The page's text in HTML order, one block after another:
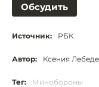
Обсудить
Источник: РБК
Автор: Ксения
Тег: Минобороны